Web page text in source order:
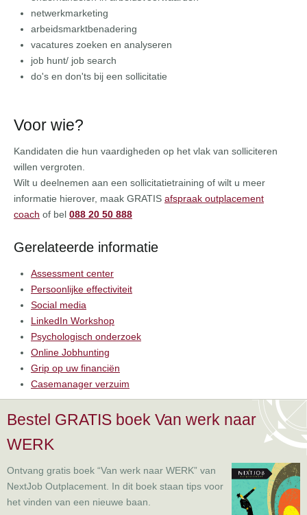
netwerkmarketing
arbeidsmarktbenadering
vacatures zoeken en analyseren
job hunt/ job search
do's en don'ts bij een sollicitatie
Voor wie?
Kandidaten die hun vaardigheden op het vlak van solliciteren
willen vergroten.
Wilt u deelnemen aan een sollicitatietraining of wilt u meer
informatie hierover, maak GRATIS afspraak outplacement
coach of bel 088 20 50 888
Gerelateerde informatie
Assessment center
Persoonlijke effectiviteit
Social media
LinkedIn Workshop
Psychologisch onderzoek
Online Jobhunting
Grip op uw financiën
Casemanager verzuim
Bestel GRATIS boek Van werk naar
WERK
Ontvang gratis boek “Van werk naar WERK” van
NextJob Outplacement. In dit boek staan tips voor
het vinden van een nieuwe baan.